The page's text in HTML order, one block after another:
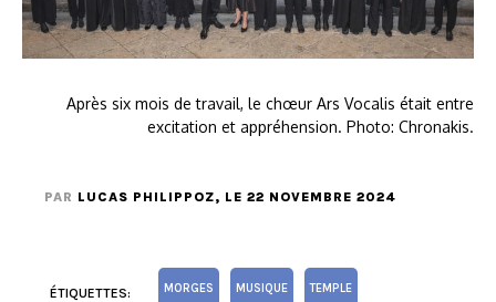
Après six mois de travail, le chœur Ars Vocalis était entre
excitation et appréhension. Photo: Chronakis.
PAR LUCAS PHILIPPOZ, LE 22 NOVEMBRE 2024
ÉTIQUETTES: MORGES MUSIQUE TEMPLE